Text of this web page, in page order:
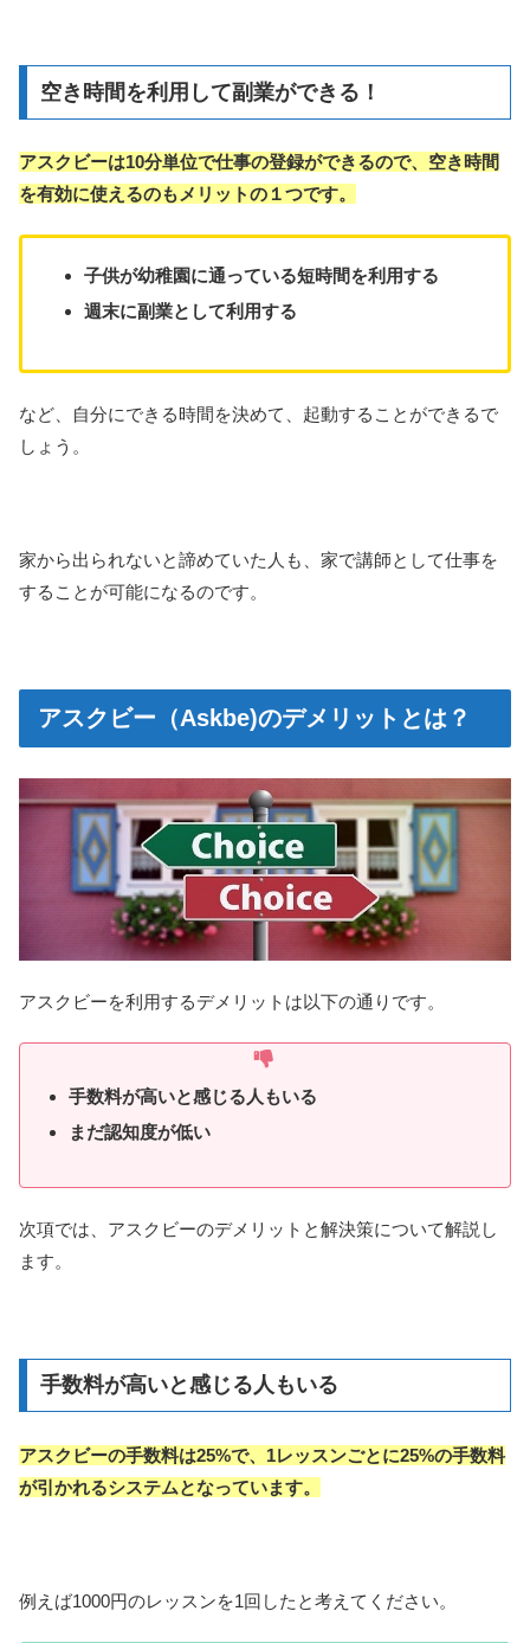
空き時間を利用して副業ができる！
アスクビーは10分単位で仕事の登録ができるので、空き時間
を有効に使えるのもメリットの１つです。
子供が幼稚園に通っている短時間を利用する
週末に副業として利用する
など、自分にできる時間を決めて、起動することができるで
しょう。
家から出られないと諦めていた人も、家で講師として仕事を
することが可能になるのです。
アスクビー（Askbe)のデメリットとは？
アスクビーを利用するデメリットは以下の通りです。
手数料が高いと感じる人もいる
まだ認知度が低い
次項では、アスクビーのデメリットと解決策について解説し
ます。
手数料が高いと感じる人もいる
アスクビーの手数料は25%で、1レッスンごとに25%の手数料
が引かれるシステムとなっています。
例えば1000円のレッスンを1回したと考えてください。